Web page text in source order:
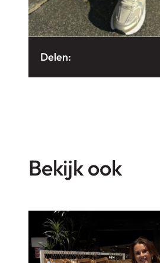
Delen:
Bekijk ook